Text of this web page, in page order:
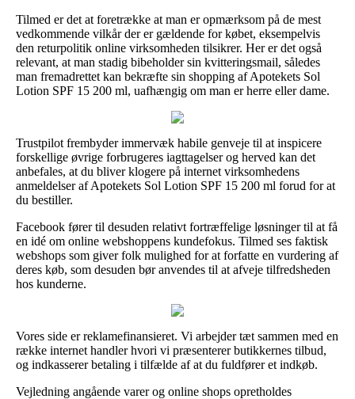
Tilmed er det at foretrække at man er opmærksom på de mest
vedkommende vilkår der er gældende for købet, eksempelvis
den returpolitik online virksomheden tilsikrer. Her er det også
relevant, at man stadig bibeholder sin kvitteringsmail, således
man fremadrettet kan bekræfte sin shopping af Apotekets Sol
Lotion SPF 15 200 ml, uafhængig om man er herre eller dame.
Trustpilot frembyder immervæk habile genveje til at inspicere
forskellige øvrige forbrugeres iagttagelser og herved kan det
anbefales, at du bliver klogere på internet virksomhedens
anmeldelser af Apotekets Sol Lotion SPF 15 200 ml forud for at
du bestiller.
Facebook fører til desuden relativt fortræffelige løsninger til at få
en idé om online webshoppens kundefokus. Tilmed ses faktisk
webshops som giver folk mulighed for at forfatte en vurdering af
deres køb, som desuden bør anvendes til at afveje tilfredsheden
hos kunderne.
Vores side er reklamefinansieret. Vi arbejder tæt sammen med en
række internet handler hvori vi præsenterer butikkernes tilbud,
og indkasserer betaling i tilfælde af at du fuldfører et indkøb.
Vejledning angående varer og online shops opretholdes